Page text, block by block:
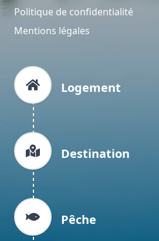
Politique de confidentialité
Mentions légales
Logement
Destination
Pêche